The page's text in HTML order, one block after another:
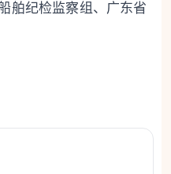
舶纪检监察组、广东省